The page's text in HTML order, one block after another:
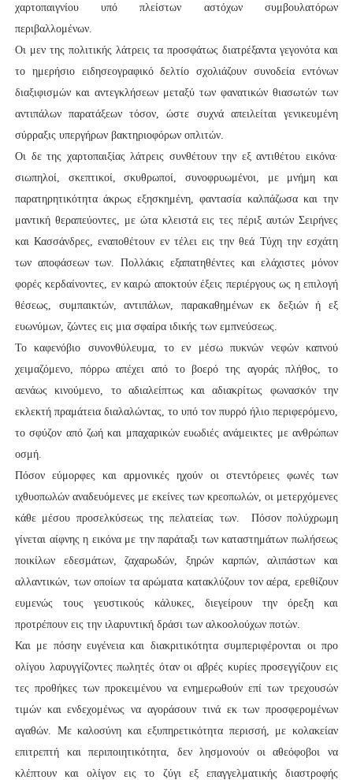
χαρτοπαιγνίου υπό πλείστων αστόχων συμβουλατόρων
περιβαλλομένων.
Οι μεν της πολιτικής λάτρεις τα προσφάτως διατρέξαντα γεγονότα και
το ημερήσιο ειδησεογραφικό δελτίο σχολιάζουν συνοδεία εντόνων
διαξιφισμών και αντεγκλήσεων μεταξύ των φανατικών θιασωτών των
αντιπάλων παρατάξεων τόσον, ώστε συχνά απειλείται γενικευμένη
σύρραξις υπεργήρων βακτηριοφόρων οπλιτών.
Οι δε της χαρτοπαιξίας λάτρεις συνθέτουν την εξ αντιθέτου εικόνα∙
σιωπηλοί, σκεπτικοί, σκυθρωποί, συνοφρυωμένοι, με μνήμη και
παρατηρητικότητα άκρως εξησκημένη, φαντασία καλπάζωσα και την
μαντική θεραπεύοντες, με ώτα κλειστά εις τες πέριξ αυτών Σειρήνες
και Κασσάνδρες, εναποθέτουν εν τέλει εις την θεά Τύχη την εσχάτη
των αποφάσεων των. Πολλάκις εξαπατηθέντες και ελάχιστες μόνον
φορές κερδαίνοντες, εν καιρώ αποκτούν έξεις περιέργους ως η επιλογή
θέσεως, συμπαικτών, αντιπάλων, παρακαθημένων εκ δεξιών ή εξ
ευωνύμων, ζώντες εις μια σφαίρα ιδικής των εμπνεύσεως.
Το καφενόβιο συνονθύλευμα, το εν μέσω πυκνών νεφών καπνού
χειμαζόμενο, πόρρω απέχει από το βοερό της αγοράς πλήθος, το
αενάως κινούμενο, το αδιαλείπτως και αδιακρίτως φωνασκόν την
εκλεκτή πραμάτεια διαλαλώντας, το υπό τον πυρρό ήλιο περιφερόμενο,
το σφύζον από ζωή και μπαχαρικών ευωδιές ανάμεικτες με ανθρώπων
οσμή.
Πόσον εύμορφες και αρμονικές ηχούν οι στεντόρειες φωνές των
ιχθυοπωλών αναδευόμενες με εκείνες των κρεοπωλών, οι μετερχόμενες
κάθε μέσου προσελκύσεως της πελατείας των. Πόσον πολύχρωμη
γίνεται αίφνης η εικόνα με την παράταξι των καταστημάτων πωλήσεως
ποικίλων εδεσμάτων, ζαχαρωδών, ξηρών καρπών, αλιπάστων και
αλλαντικών, των οποίων τα αρώματα κατακλύζουν τον αέρα, ερεθίζουν
ευμενώς τους γευστικούς κάλυκες, διεγείρουν την όρεξη και
προτρέπουν εις την ιλαρυντική δράσι των αλκοολούχων ποτών.
Και με πόσην ευγένεια και διακριτικότητα συμπεριφέρονται οι προ
ολίγου λαρυγγίζοντες πωλητές όταν οι αβρές κυρίες προσεγγίζουν εις
τες προθήκες των προκειμένου να ενημερωθούν επί των τρεχουσών
τιμών και ενδεχομένως να αγοράσουν τινά εκ των προσφερομένων
αγαθών. Με καλοσύνη και εξυπηρετικότητα περισσή, με κολακείαν
επιτρεπτή και περιποιητικότητα, δεν λησμονούν οι αθεόφοβοι να
κλέπτουν και ολίγον εις το ζύγι εξ επαγγελματικής διαστροφής